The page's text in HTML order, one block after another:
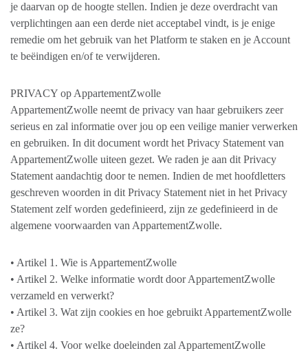
je daarvan op de hoogte stellen. Indien je deze overdracht van
verplichtingen aan een derde niet acceptabel vindt, is je enige
remedie om het gebruik van het Platform te staken en je Account
te beëindigen en/of te verwijderen.
PRIVACY op AppartementZwolle
AppartementZwolle neemt de privacy van haar gebruikers zeer
serieus en zal informatie over jou op een veilige manier verwerken
en gebruiken. In dit document wordt het Privacy Statement van
AppartementZwolle uiteen gezet. We raden je aan dit Privacy
Statement aandachtig door te nemen. Indien de met hoofdletters
geschreven woorden in dit Privacy Statement niet in het Privacy
Statement zelf worden gedefinieerd, zijn ze gedefinieerd in de
algemene voorwaarden van AppartementZwolle.
• Artikel 1. Wie is AppartementZwolle
• Artikel 2. Welke informatie wordt door AppartementZwolle
verzameld en verwerkt?
• Artikel 3. Wat zijn cookies en hoe gebruikt AppartementZwolle
ze?
• Artikel 4. Voor welke doeleinden zal AppartementZwolle